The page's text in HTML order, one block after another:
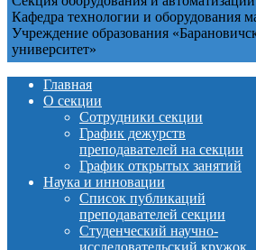
Кафедра технологии и оборудования
Учреждение образования
университет»
Главная
О секции
Сотрудники секции
График дежурств
преподавателей на секции
График открытых занятий
Наука и инновации
Список публикаций
преподавателей секции
Студенческий научно-
исследовательский кружок